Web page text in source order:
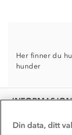
Her finner du
hunder
INFORMASJON
Våre butikker
Bedrift,
Presse
OM OSS
Materialer
Samarbeide
Dette trenger
Vask og
Store størrelser
Turmat
Få
Overnatte
Leirskole 🥾
Din data, ditt